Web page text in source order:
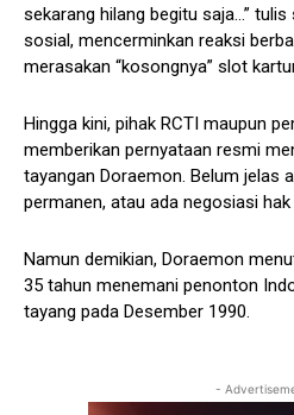
sekarang hilang begitu saja…”
sosial, mencerminkan reaksi
merasakan “kosongnya” slot
Hingga kini, pihak RCTI maupun
memberikan pernyataan resmi
tayangan Doraemon. Belum jelas
permanen, atau ada negosiasi
Namun demikian, Doraemon
35 tahun menemani penonton
tayang pada Desember 1990.
-